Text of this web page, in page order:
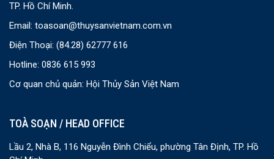
TP. Hồ Chí Minh.
Email: toasoan@thuysanvietnam.com.vn
Điện Thoại: (84.28) 62777 616
Hotline: 0836 615 993
Cơ quan chủ quản: Hội Thủy Sản Việt Nam
TOÀ SOẠN / HEAD OFFICE
Lầu 2, Nhà B, 116 Nguyễn Đình Chiểu, phường Tân Định, TP. Hồ